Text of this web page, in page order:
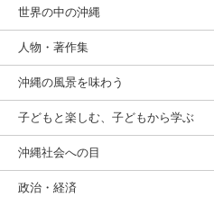
世界の中の沖縄
人物・著作集
沖縄の風景を味わう
子どもと楽しむ、子どもから学ぶ
沖縄社会への目
政治・経済